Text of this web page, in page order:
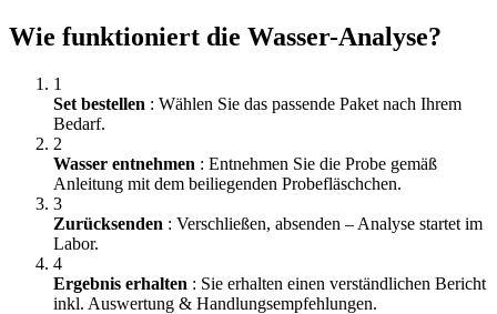
Wie funktioniert die Wasser-Analyse?
1
Set bestellen : Wählen Sie das passende Paket nach Ihrem
Bedarf.
2
Wasser entnehmen : Entnehmen Sie die Probe gemäß
Anleitung mit dem beiliegenden Probefläschchen.
3
Zurücksenden : Verschließen, absenden – Analyse startet im
Labor.
4
Ergebnis erhalten : Sie erhalten einen verständlichen Bericht
inkl. Auswertung & Handlungsempfehlungen.